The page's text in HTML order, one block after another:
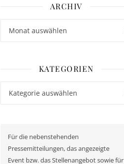
ARCHIV
KATEGORIEN
Für die nebenstehenden
Pressemitteilungen, das angezeigte
Event bzw. das Stellenangebot sowie für